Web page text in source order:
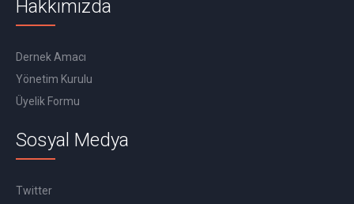
Hakkımızda
Dernek Amacı
Yönetim Kurulu
Üyelik Formu
Sosyal Medya
Twitter